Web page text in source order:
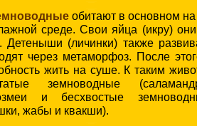
обитают в основном на
среде. Свои яйца (икру)
Детеныши (личинки) также
через метаморфоз. После
жить на суше. К таким
земноводные
и бесхвостые
жабы и квакши).